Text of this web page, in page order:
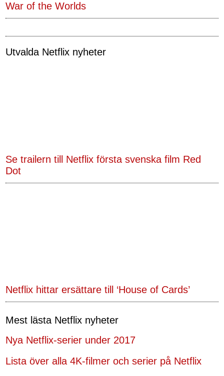
War of the Worlds
Utvalda Netflix nyheter
Se trailern till Netflix första svenska film Red
Dot
Netflix hittar ersättare till ‘House of Cards’
Mest lästa Netflix nyheter
Nya Netflix-serier under 2017
Lista över alla 4K-filmer och serier på Netflix